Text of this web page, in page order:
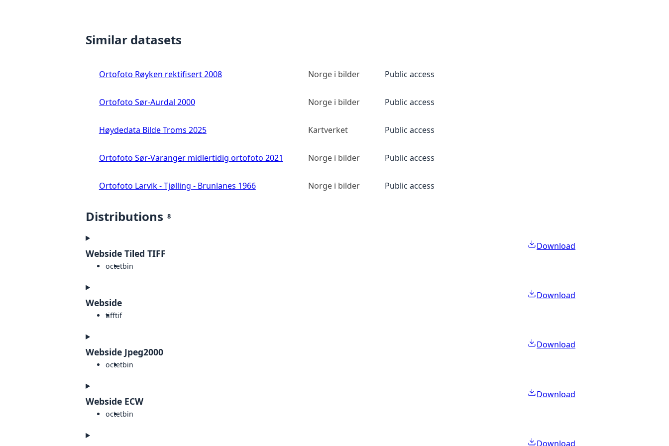
Similar datasets
Ortofoto Røyken rektifisert 2008 Norge i bilder Public access
Ortofoto Sør-Aurdal 2000 Norge i bilder Public access
Høydedata Bilde Troms 2025 Kartverket Public access
Ortofoto Sør-Varanger midlertidig ortofoto 2021 Norge i bilder Public access
Ortofoto Larvik - Tjølling - Brunlanes 1966 Norge i bilder Public access
Distributions 8
Webside Tiled TIFF
octetbin
Download
Webside
tifftif
Download
Webside Jpeg2000
octetbin
Download
Webside ECW
octetbin
Download
Download